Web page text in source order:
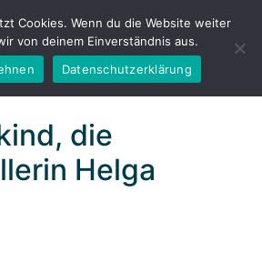
die
Helga
Cookies. Wenn du die Website weiter
von deinem Einverständnis aus.
Datenschutzerklärung